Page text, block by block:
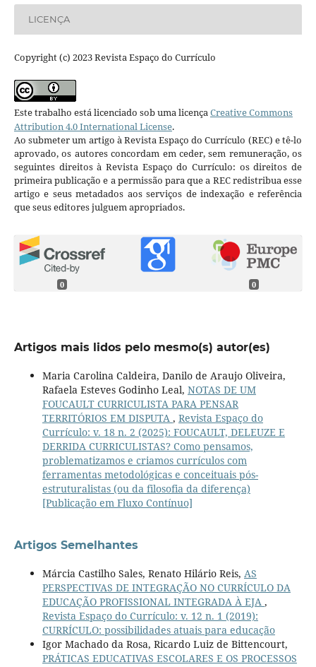
LICENÇA
Copyright (c) 2023 Revista Espaço do Currículo
Este trabalho está licenciado sob uma licençaCreative Commons
Attribution 4.0 International License.
Ao submeter um artigo à Revista Espaço do Currículo (REC) e tê-lo
aprovado, os autores concordam em ceder, sem remuneração, os
seguintes direitos à Revista Espaço do Currículo: os direitos de
primeira publicação e a permissão para que a REC redistribua esse
artigo e seus metadados aos serviços de indexação e referência
que seus editores julguem apropriados.
0 0
Artigos mais lidos pelo mesmo(s) autor(es)
Maria Carolina Caldeira, Danilo de Araujo Oliveira,
Rafaela Esteves Godinho Leal, NOTAS DE UM
FOUCAULT CURRICULISTA PARA PENSAR
TERRITÓRIOS EM DISPUTA , Revista Espaço do
Currículo: v. 18 n. 2 (2025): FOUCAULT, DELEUZE E
DERRIDA CURRICULISTAS? Como pensamos,
problematizamos e criamos currículos com
ferramentas metodológicas e conceituais pós-
estruturalistas (ou da filosofia da diferença)
[Publicação em Fluxo Contínuo]
Artigos Semelhantes
Márcia Castilho Sales, Renato Hilário Reis, AS
PERSPECTIVAS DE INTEGRAÇÃO NO CURRÍCULO DA
EDUCAÇÃO PROFISSIONAL INTEGRADA À EJA ,
Revista Espaço do Currículo: v. 12 n. 1 (2019):
CURRÍCULO: possibilidades atuais para educação
Igor Machado da Rosa, Ricardo Luiz de Bittencourt,
PRÁTICAS EDUCATIVAS ESCOLARES E OS PROCESSOS